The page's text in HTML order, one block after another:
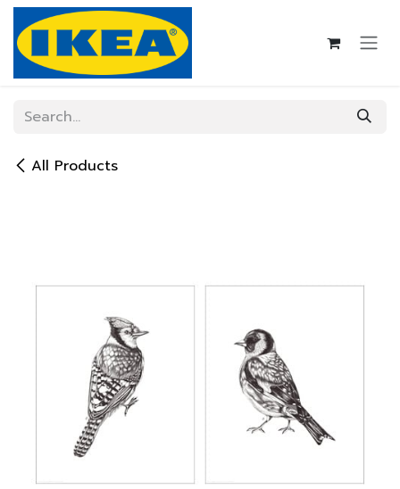
Skip to Content
All Products